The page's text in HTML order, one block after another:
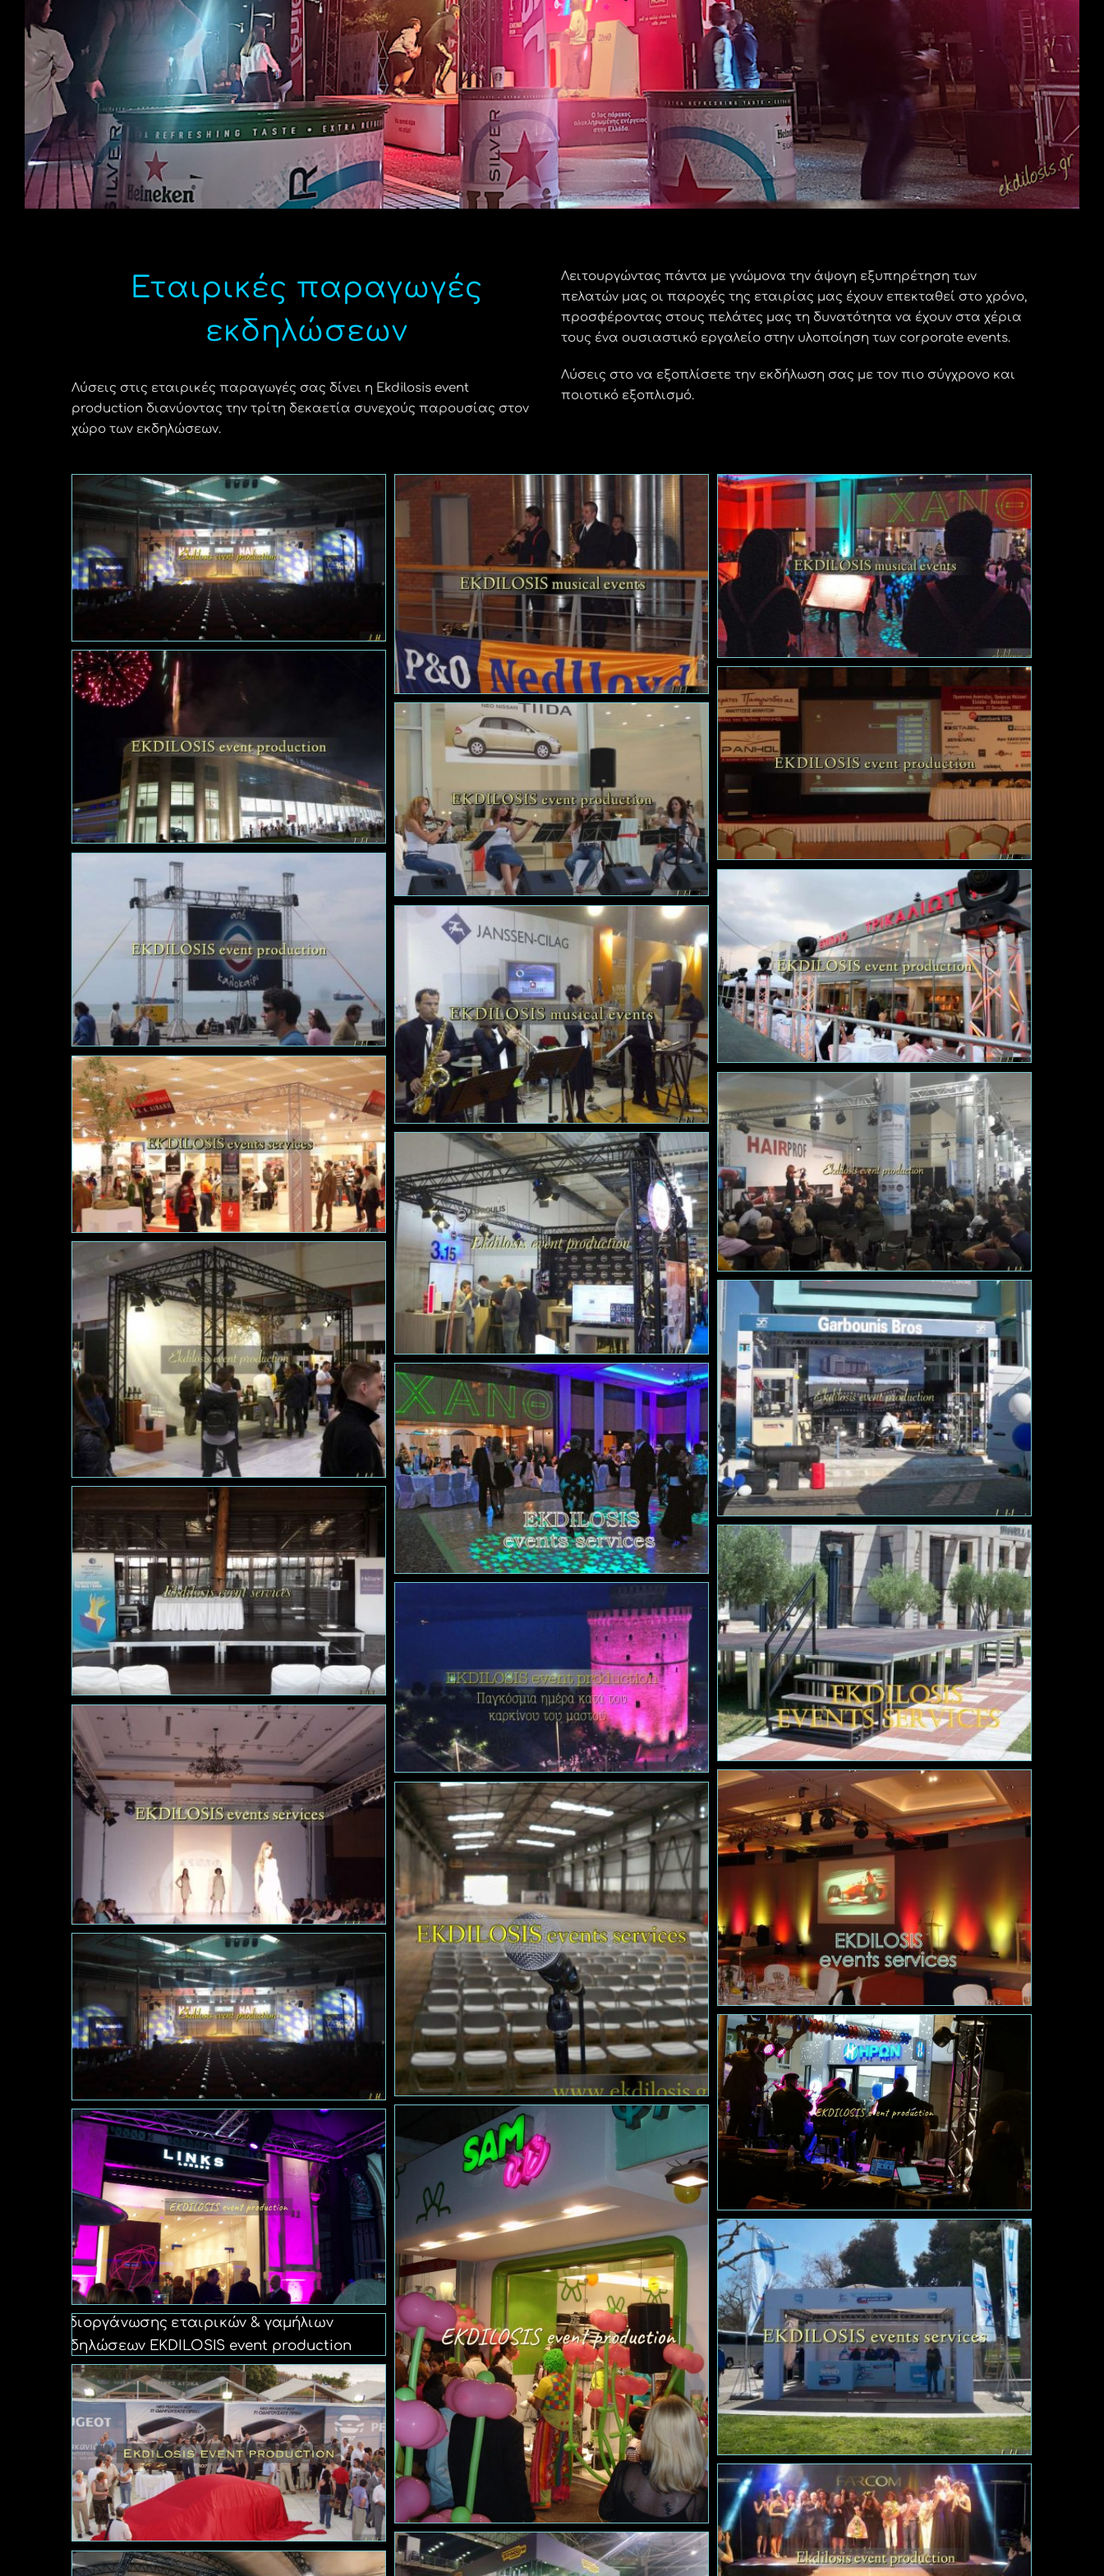
Εταιρικές παραγωγές
εκδηλώσεων
Λύσεις στις εταιρικές παραγωγές σας δίνει η Ekdilosis event
production διανύοντας την τρίτη δεκαετία συνεχούς παρουσίας στον
χώρο των εκδηλώσεων.
Λειτουργώντας πάντα με γνώμονα την άψογη εξυπηρέτηση των
πελατών μας οι παροχές της εταιρίας μας έχουν επεκταθεί στο χρόνο,
προσφέροντας στους πελάτες μας τη δυνατότητα να έχουν στα χέρια
τους ένα ουσιαστικό εργαλείο στην υλοποίηση των corporate events.
Λύσεις στο να εξοπλίσετε την εκδήλωση σας με τον πιο σύγχρονο και
ποιοτικό εξοπλισμό.